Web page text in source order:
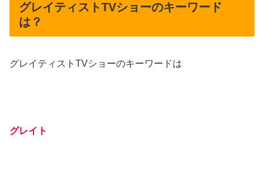
グレイティストTVショーのキーワード
は？
グレイティストTVショーのキーワードは
グレイト